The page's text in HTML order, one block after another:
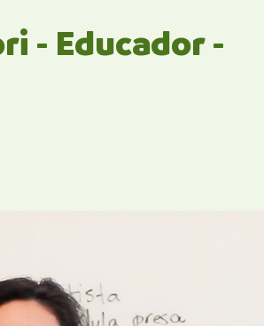
- Educador -